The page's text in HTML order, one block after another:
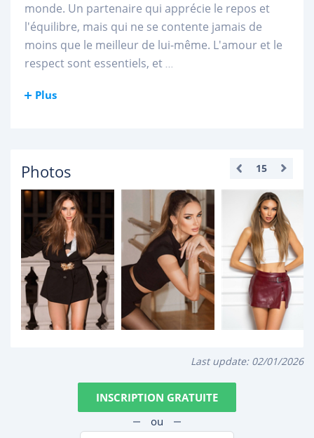
monde. Un partenaire qui apprécie le repos et
l'équilibre, mais qui ne se contente jamais de
moins que le meilleur de lui-même. L'amour et le
respect sont essentiels, et...
Plus
Photos 15
Last update: 02/01/2026
INSCRIPTION GRATUITE
ou